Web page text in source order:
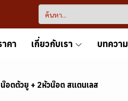
คา เกี่ยวกับเรา บทความ
น๊อตตัวยู + 2หัวน๊อต สแตนเลส